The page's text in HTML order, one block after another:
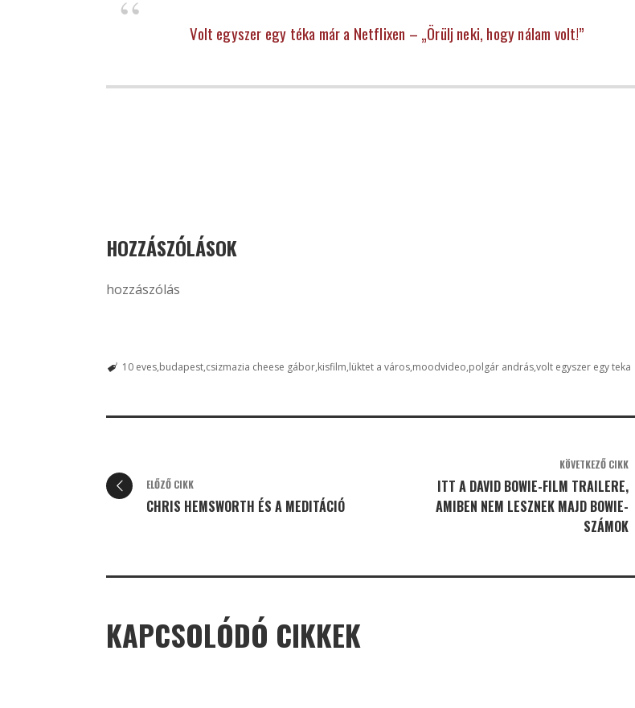
Volt egyszer egy téka már a Netflixen – „Örülj neki, hogy nálam volt!”
HOZZÁSZÓLÁSOK
hozzászólás
10 eves budapest csizmazia cheese gábor kisfilm lüktet a város moodvideo polgár andrásvolt egyszer egy teka
ELŐZŐ CIKK
CHRIS HEMSWORTH ÉS A MEDITÁCIÓ
KÖVETKEZŐ CIKK
ITT A DAVID BOWIE-FILM TRAILERE,
AMIBEN NEM LESZNEK MAJD BOWIE-
SZÁMOK
KAPCSOLÓDÓ CIKKEK